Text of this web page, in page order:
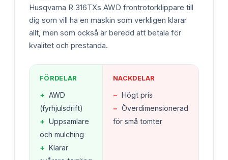
Husqvarna R 316TXs AWD frontrotorklippare till
dig som vill ha en maskin som verkligen klarar
allt, men som också är beredd att betala för
kvalitet och prestanda.
FÖRDELAR
+ AWD
(fyrhjulsdrift)
+ Uppsamlare
och mulching
+ Klarar
NACKDELAR
− Högt pris
− Överdimensionerad
för små tomter